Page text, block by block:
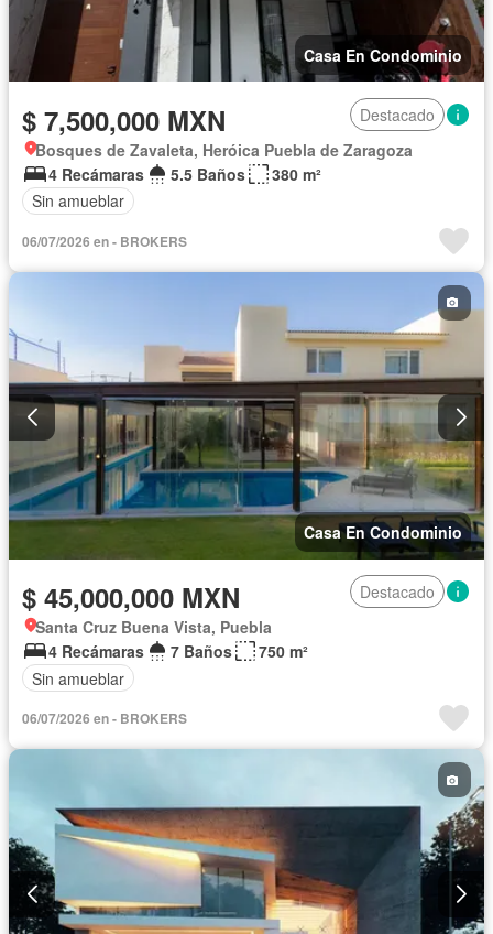
Casa En Condominio
$ 7,500,000 MXN
Destacado
Bosques de Zavaleta, Heróica Puebla de Zaragoza
4 Recámaras
5.5 Baños
380 m²
Sin amueblar
06/07/2026 en - BROKERS
Casa En Condominio
$ 45,000,000 MXN
Destacado
Santa Cruz Buena Vista, Puebla
4 Recámaras
7 Baños
750 m²
Sin amueblar
06/07/2026 en - BROKERS